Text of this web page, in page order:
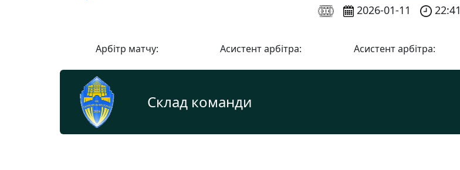
2026-01-11 22:41
Арбітр матчу: Асистент арбітра: Асистент арбітра:
Склад команди